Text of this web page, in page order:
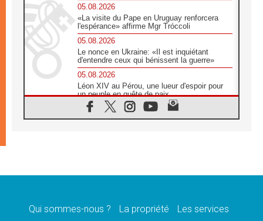
05.08.2026
«La visite du Pape en Uruguay renforcera
l'espérance» affirme Mgr Tróccoli
05.08.2026
Le nonce en Ukraine: «Il est inquiétant
d'entendre ceux qui bénissent la guerre»
05.08.2026
Léon XIV au Pérou, une lueur d'espoir pour
un peuple en quête de paix
05.08.2026
SCEAM: L'Église en Afrique vers
en Argentine et au Pérou
Qui sommes-nous ? La propriété Les services